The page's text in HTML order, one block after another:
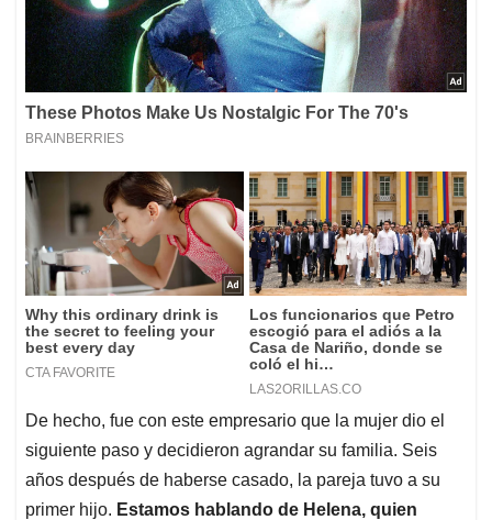
De hecho, fue con este empresario que la mujer dio el
siguiente paso y decidieron agrandar su familia. Seis
años después de haberse casado, la pareja tuvo a su
primer hijo. Estamos hablando de Helena, quien